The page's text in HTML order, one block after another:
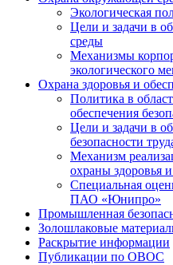
Экологическая
Цели и задачи в
среды
Механизмы
экологического
Охрана здоровья и
Политика в
обеспечения
Цели и задачи в
безопасности
Механизм
охраны здоровья
Специальная
ПАО «Юнипро»
Промышленная
Золошлаковые
Раскрытие информации
Публикации по OBOC